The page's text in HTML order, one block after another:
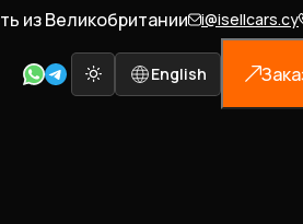
из Великобритании i@isellcars.cy
English